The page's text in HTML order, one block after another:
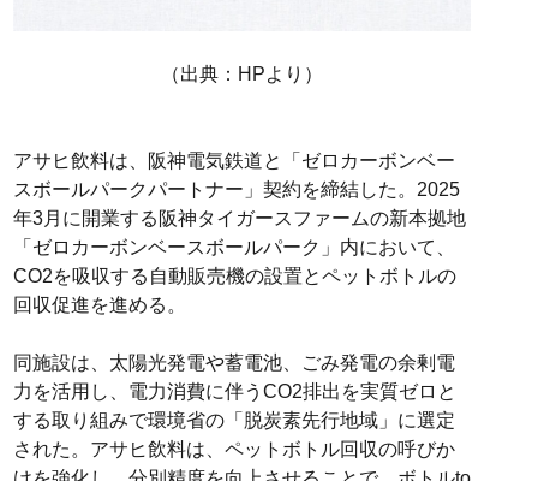
（出典：HPより）
アサヒ飲料は、阪神電気鉄道と「ゼロカーボンベー
スボールパークパートナー」契約を締結した。2025
年3月に開業する阪神タイガースファームの新本拠地
「ゼロカーボンベースボールパーク」内において、
CO2を吸収する自動販売機の設置とペットボトルの
回収促進を進める。
同施設は、太陽光発電や蓄電池、ごみ発電の余剰電
力を活用し、電力消費に伴うCO2排出を実質ゼロと
する取り組みで環境省の「脱炭素先行地域」に選定
された。アサヒ飲料は、ペットボトル回収の呼びか